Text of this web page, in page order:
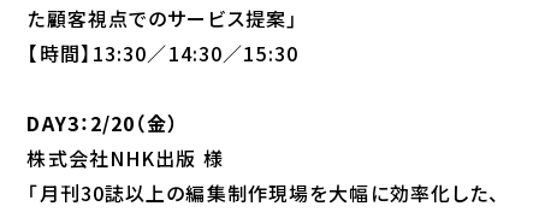
た顧客視点でのサービス提案」
【時間】13:30／14:30／15:30
DAY3：2/20（金）
株式会社NHK出版 様
「月刊30誌以上の編集制作現場を大幅に効率化した、